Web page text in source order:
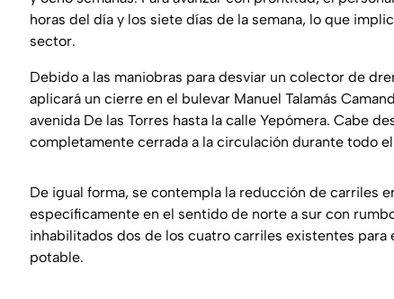
horas del día y los siete días de la semana, lo que
sector.
Debido a las maniobras para desviar un colector de
aplicará un cierre en el bulevar Manuel Talamás
avenida De las Torres hasta la calle Yepómera. Cabe
completamente cerrada a la circulación durante todo
De igual forma, se contempla la reducción de carriles
específicamente en el sentido de norte a sur con
inhabilitados dos de los cuatro carriles existentes para
potable.